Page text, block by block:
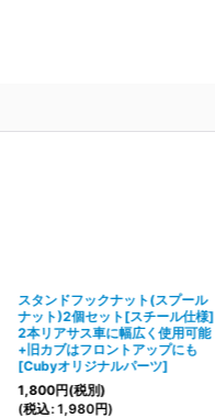
スタンドフックナット(スプール
ナット)2個セット[スチール仕様]
2本リアサス車に幅広く使用可能
+旧カブはフロントアップにも
[Cubyオリジナルパーツ]
1,800円(税別)
(税込: 1,980円)